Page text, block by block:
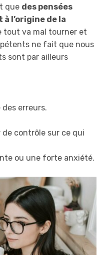
que des pensées
l’origine de la
tout va mal tourner et
ne fait que nous
sont par ailleurs
erreurs.
contrôle sur ce qui
ou une forte anxiété.